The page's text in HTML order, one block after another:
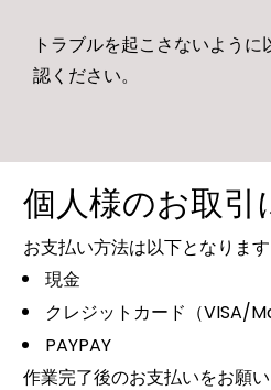
トラブルを起こさないよう
認ください。
個人様のお取引
お支払い方法は以下となります
現金
クレジットカード（VISA/
PAYPAY
作業完了後のお支払いをお願